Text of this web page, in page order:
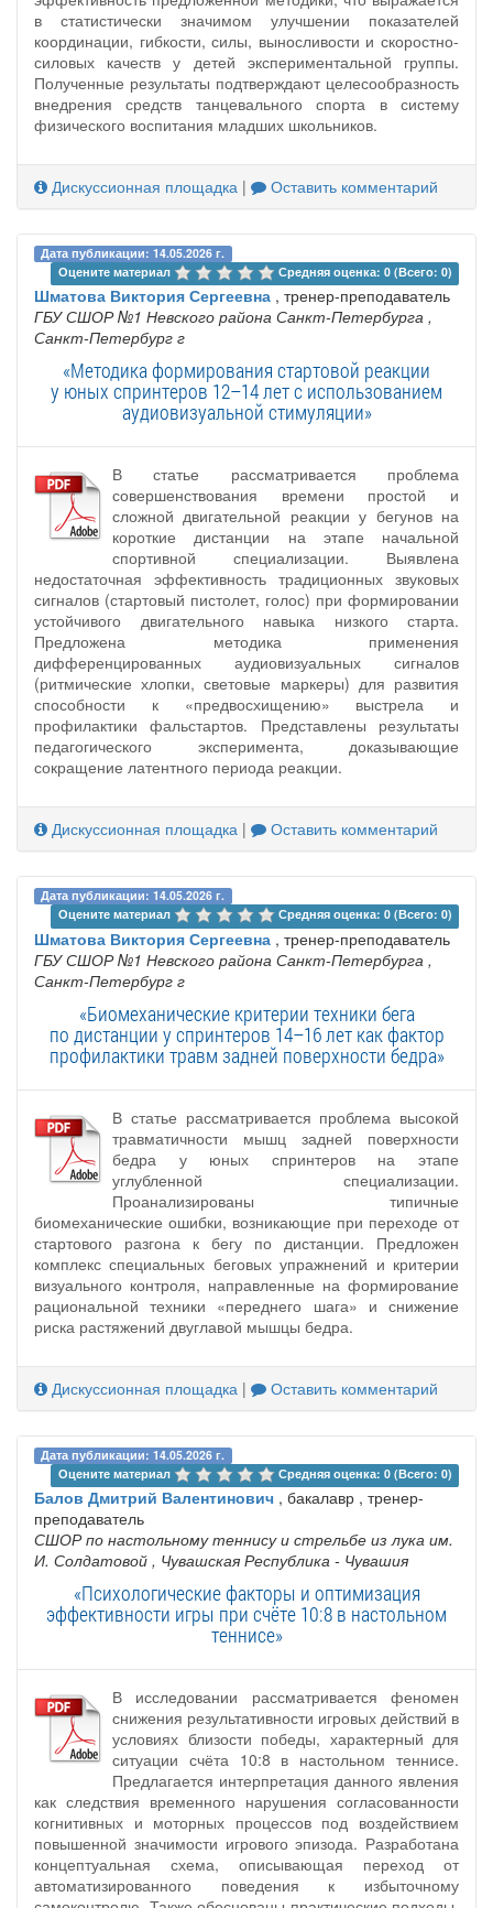
в статистически значимом улучшении показателей
координации, гибкости, силы, выносливости и скоростно-
силовых качеств у детей экспериментальной группы.
Полученные результаты подтверждают целесообразность
внедрения средств танцевального спорта в систему
физического воспитания младших школьников.
Дискуссионная площадка | Оставить комментарий
Дата публикации: 14.05.2026 г.
Оцените материал
Средняя оценка: 0 (Всего: 0)
Шматова Виктория Сергеевна , тренер-преподаватель
ГБУ СШОР №1 Невского района Санкт-Петербурга ,
Санкт-Петербург г
«Методика формирования стартовой реакции
у юных спринтеров 12–14 лет с использованием
аудиовизуальной стимуляции»
В статье рассматривается проблема
совершенствования времени простой и
сложной двигательной реакции у бегунов на
короткие дистанции на этапе начальной
спортивной специализации. Выявлена
недостаточная эффективность традиционных звуковых
сигналов (стартовый пистолет, голос) при формировании
устойчивого двигательного навыка низкого старта.
Предложена методика применения
дифференцированных аудиовизуальных сигналов
(ритмические хлопки, световые маркеры) для развития
способности к «предвосхищению» выстрела и
профилактики фальстартов. Представлены результаты
педагогического эксперимента, доказывающие
сокращение латентного периода реакции.
Дискуссионная площадка | Оставить комментарий
Дата публикации: 14.05.2026 г.
Оцените материал
Средняя оценка: 0 (Всего: 0)
Шматова Виктория Сергеевна , тренер-преподаватель
ГБУ СШОР №1 Невского района Санкт-Петербурга ,
Санкт-Петербург г
«Биомеханические критерии техники бега
по дистанции у спринтеров 14–16 лет как фактор
профилактики травм задней поверхности бедра»
В статье рассматривается проблема высокой
травматичности мышц задней поверхности
бедра у юных спринтеров на этапе
углубленной специализации.
Проанализированы типичные
биомеханические ошибки, возникающие при переходе от
стартового разгона к бегу по дистанции. Предложен
комплекс специальных беговых упражнений и критерии
визуального контроля, направленные на формирование
рациональной техники «переднего шага» и снижение
риска растяжений двуглавой мышцы бедра.
Дискуссионная площадка | Оставить комментарий
Дата публикации: 14.05.2026 г.
Оцените материал
Средняя оценка: 0 (Всего: 0)
Балов Дмитрий Валентинович , бакалавр , тренер-
преподаватель
СШОР по настольному теннису и стрельбе из лука им.
И. Солдатовой , Чувашская Республика - Чувашия
«Психологические факторы и оптимизация
эффективности игры при счёте 10:8 в настольном
теннисе»
В исследовании рассматривается феномен
снижения результативности игровых действий в
условиях близости победы, характерный для
ситуации счёта 10:8 в настольном теннисе.
Предлагается интерпретация данного явления
как следствия временного нарушения согласованности
когнитивных и моторных процессов под воздействием
повышенной значимости игрового эпизода. Разработана
концептуальная схема, описывающая переход от
автоматизированного поведения к избыточному